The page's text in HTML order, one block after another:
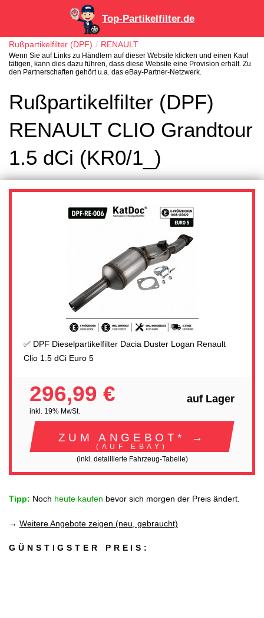
Top-Partikelfilter.de
Rußpartikelfilter (DPF) RENAULT
Wenn Sie auf Links zu Händlern auf dieser Website klicken und einen Kauf
tätigen, kann dies dazu führen, dass diese Website eine Provision erhält. Zu
den Partnerschaften gehört u.a. das eBay-Partner-Netzwerk.
Rußpartikelfilter (DPF)
RENAULT CLIO Grandtour
1.5 dCi (KR0/1_)
✅ DPF Dieselpartikelfilter Dacia Duster Logan Renault
Clio 1.5 dCi Euro 5
296,99 €
inkl. 19% MwSt.
auf Lager
ZUM ANGEBOT* →
(AUF EBAY)
(inkl. detaillierte Fahrzeug-Tabelle)
Tipp: Noch heute kaufen bevor sich morgen der Preis ändert.
→ Weitere Angebote zeigen (neu, gebraucht)
GÜNSTIGSTER PREIS: